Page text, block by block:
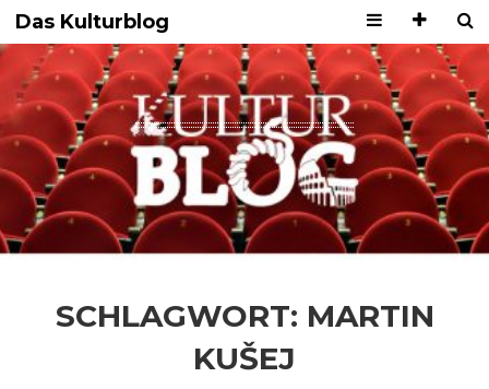
Das Kulturblog
SCHLAGWORT: MARTIN
KUŠEJ